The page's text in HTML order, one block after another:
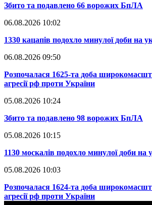
​Збито та подавлено 66 ворожих БпЛА
06.08.2026 10:02
​1330 кацапів подохло минулої доби на
06.08.2026 09:50
​Розпочалася 1625-та доба
агресії рф проти України
05.08.2026 10:24
​Збито та подавлено 98 ворожих БпЛА
05.08.2026 10:15
​1130 москалів подохло минулої доби на
05.08.2026 10:03
​Розпочалася 1624-та доба
агресії рф проти України